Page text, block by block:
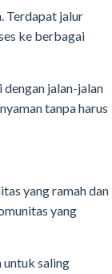
Terdapat jalur
ke berbagai
jalan-jalan
tanpa harus
yang ramah dan
yang
untuk saling